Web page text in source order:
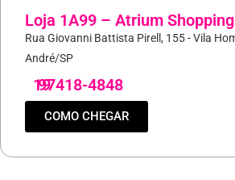
Loja 1A99 – Atrium Shopping
Rua Giovanni Battista Pirell, 155 - Vila
André/SP
19
97418-4848
COMO CHEGAR